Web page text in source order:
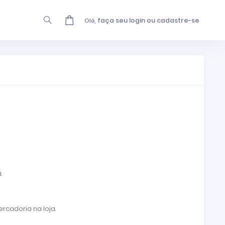
Olá, faça seu login ou cadastre-se
na loja.